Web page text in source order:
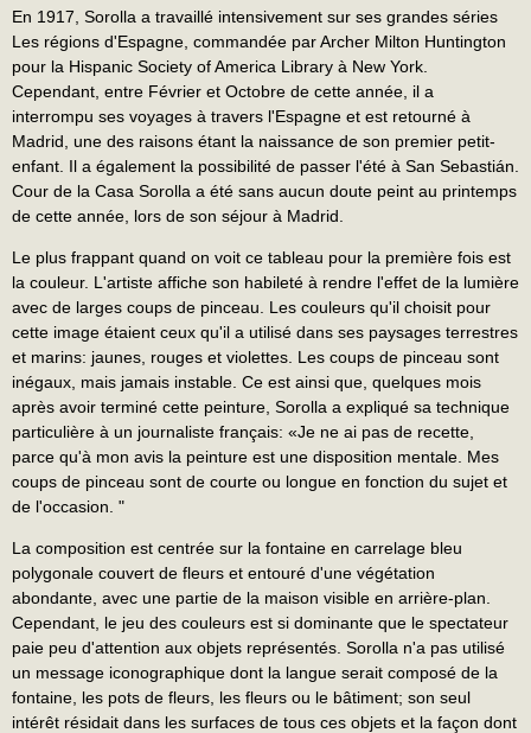
En 1917, Sorolla a travaillé intensivement sur ses grandes séries
Les régions d'Espagne, commandée par Archer Milton Huntington
pour la Hispanic Society of America Library à New York.
Cependant, entre Février et Octobre de cette année, il a
interrompu ses voyages à travers l'Espagne et est retourné à
Madrid, une des raisons étant la naissance de son premier petit-
enfant. Il a également la possibilité de passer l'été à San Sebastián.
Cour de la Casa Sorolla a été sans aucun doute peint au printemps
de cette année, lors de son séjour à Madrid.
Le plus frappant quand on voit ce tableau pour la première fois est
la couleur. L'artiste affiche son habileté à rendre l'effet de la lumière
avec de larges coups de pinceau. Les couleurs qu'il choisit pour
cette image étaient ceux qu'il a utilisé dans ses paysages terrestres
et marins: jaunes, rouges et violettes. Les coups de pinceau sont
inégaux, mais jamais instable. Ce est ainsi que, quelques mois
après avoir terminé cette peinture, Sorolla a expliqué sa technique
particulière à un journaliste français: «Je ne ai pas de recette,
parce qu'à mon avis la peinture est une disposition mentale. Mes
coups de pinceau sont de courte ou longue en fonction du sujet et
de l'occasion. "
La composition est centrée sur la fontaine en carrelage bleu
polygonale couvert de fleurs et entouré d'une végétation
abondante, avec une partie de la maison visible en arrière-plan.
Cependant, le jeu des couleurs est si dominante que le spectateur
paie peu d'attention aux objets représentés. Sorolla n'a pas utilisé
un message iconographique dont la langue serait composé de la
fontaine, les pots de fleurs, les fleurs ou le bâtiment; son seul
intérêt résidait dans les surfaces de tous ces objets et la façon dont